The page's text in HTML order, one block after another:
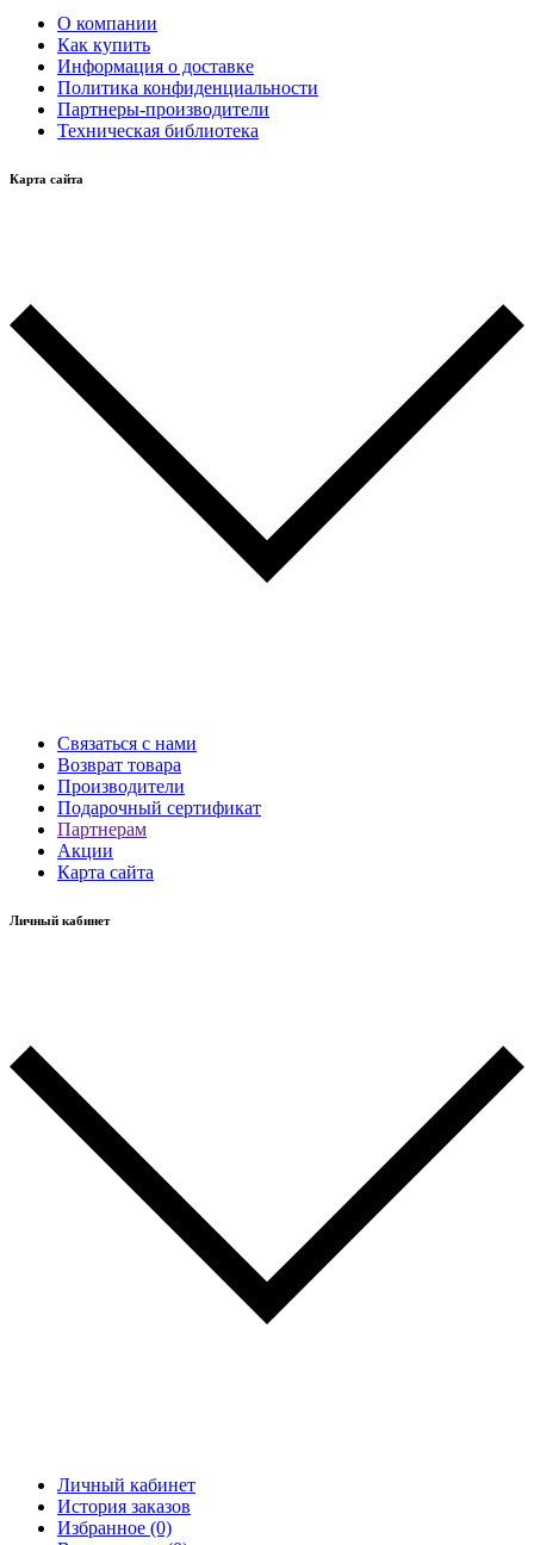
О компании
Как купить
Информация о доставке
Политика конфиденциальности
Партнеры-производители
Техническая библиотека
Карта сайта
Связаться с нами
Возврат товара
Производители
Подарочный сертификат
Партнерам
Акции
Карта сайта
Личный кабинет
Личный кабинет
История заказов
Избранное (0)